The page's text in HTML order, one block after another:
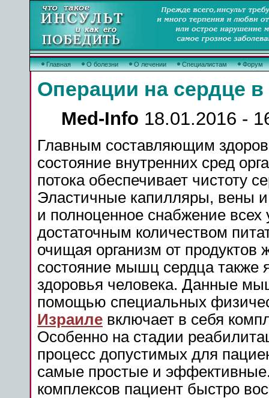
Главная О болезни О лечении Специалистам Форум
Операции на сердце
Med-Info 18.01.2016 -
Главным составляющим
состояние внутренних сред
потока обеспечивает чистоту
Эластичные капилляры, вены
и полноценное снабжение всех
достаточным количеством
очищая организм от продуктов
состояние мышц сердца также
здоровья человека. Данные
помощью специальных
Израиле включает в себя
Особенно на стадии
процесс допустимых для
самые простые и
комплексов пациент быстро